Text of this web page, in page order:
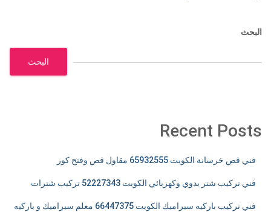
البحث
البحث
Recent Posts
فني قص خرسانة الكويت 65932555 مقاول قص وفتح كور
فني تركيب شتر يدوي وكهربائي الكويت 52227343 تركيب شترات
فني تركيب باركيه سيراميك الكويت 66447375 معلم سيراميك و باركيه